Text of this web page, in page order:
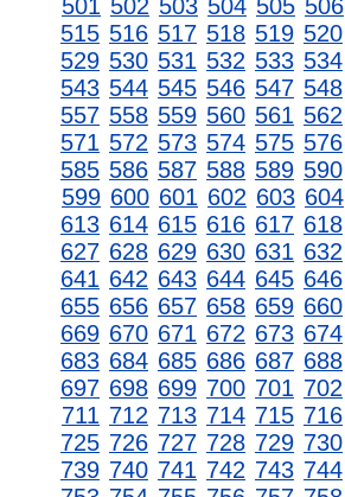
501 502 503 504 505 506
515 516 517 518 519 520
529 530 531 532 533 534
543 544 545 546 547 548
557 558 559 560 561 562
571 572 573 574 575 576
585 586 587 588 589 590
599 600 601 602 603 604
613 614 615 616 617 618
627 628 629 630 631 632
641 642 643 644 645 646
655 656 657 658 659 660
669 670 671 672 673 674
683 684 685 686 687 688
697 698 699 700 701 702
711 712 713 714 715 716
725 726 727 728 729 730
739 740 741 742 743 744